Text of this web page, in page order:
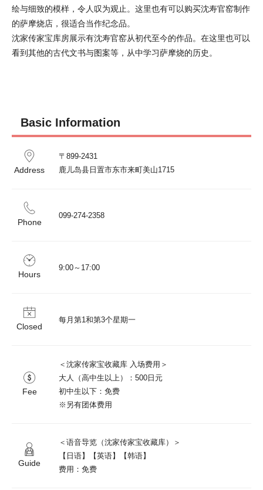
绘与细致的模样，令人叹为观止。这里也有可以购买沈寿官窑制作
的萨摩烧店，很适合当作纪念品。
沈家传家宝库房展示有沈寿官窑从初代至今的作品。在这里也可以
看到其他的古代文书与图案等，从中学习萨摩烧的历史。
Basic Information
Address
〒899-2431
鹿儿岛县日置市东市来町美山1715
Phone
099-274-2358
Hours
9:00～17:00
Closed
每月第1和第3个星期一
Fee
＜沈家传家宝收藏库 入场费用＞
大人（高中生以上）：500日元
初中生以下：免费
※另有团体费用
Guide
＜语音导览（沈家传家宝收藏库）＞
【日语】【英语】【韩语】
费用：免费